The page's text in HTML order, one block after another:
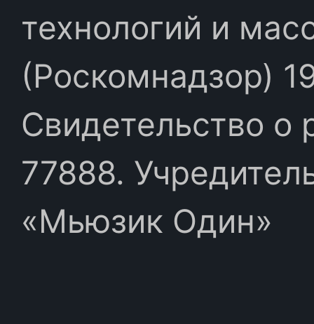
технологий и
(Роскомнадзор)
Свидетельство
77888.
«Мьюзик Один»